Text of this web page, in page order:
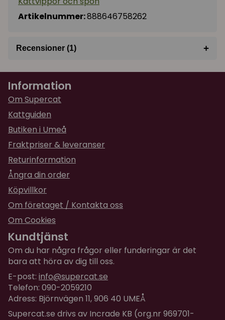
Artikelnummer:888646758262
Recensioner (1) +
Elinore
för 11 månader sedan
★★★★★
Information
Om Supercat
Kattguiden
Butiken i Umeå
Fraktpriser & leveranser
Returinformation
Ångra din order
Köpvillkor
Om företaget / Kontakta oss
Om Cookies
Kundtjänst
Om du har några frågor eller funderingar är det
bara att höra av dig till oss.
E-post: info@supercat.se
Telefon: 090-2059210
Adress: Björnvägen 11, 906 40 UMEÅ
Supercat.se drivs av Incrade KB (org.nr 969701-